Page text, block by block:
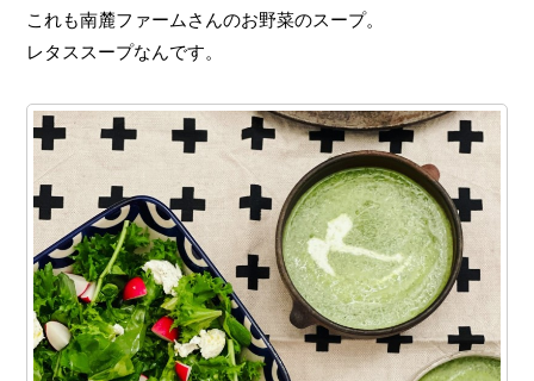
これも南麓ファームさんのお野菜のスープ。
レタススープなんです。